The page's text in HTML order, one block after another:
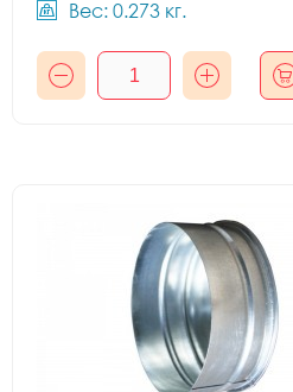
Вес: 0.273 кг.